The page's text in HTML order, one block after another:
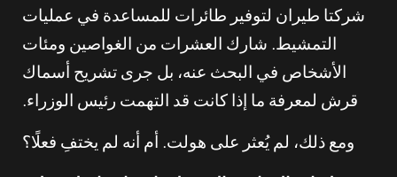
شركتا طيران لتوفير طائرات للمساعدة في عمليات
التمشيط. شارك العشرات من الغواصين ومئات
الأشخاص في البحث عنه، بل جرى تشريح أسماك
قرش لمعرفة ما إذا كانت قد التهمت رئيس الوزراء.
ومع ذلك، لم يُعثر على هولت. أم أنه لم يختفِ فعلًا؟